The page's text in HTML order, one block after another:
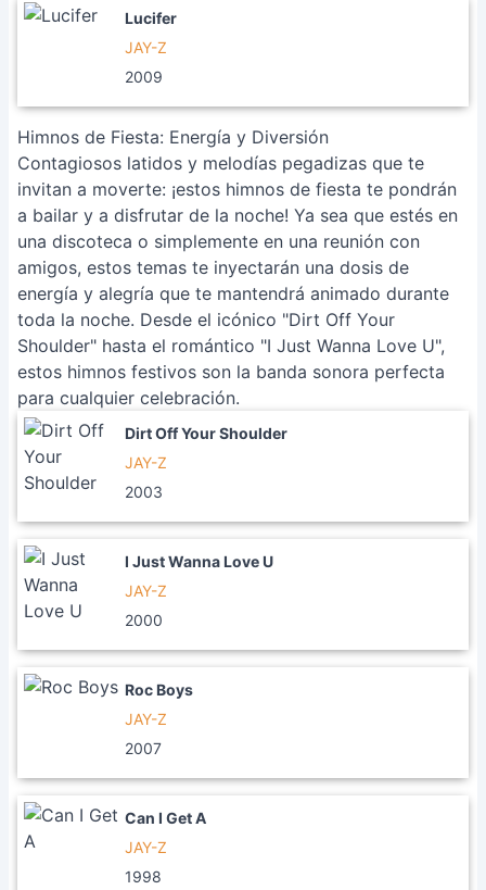
Lucifer
JAY-Z
2009
Himnos de Fiesta: Energía y Diversión
Contagiosos latidos y melodías pegadizas que te
invitan a moverte: ¡estos himnos de fiesta te pondrán
a bailar y a disfrutar de la noche! Ya sea que estés en
una discoteca o simplemente en una reunión con
amigos, estos temas te inyectarán una dosis de
energía y alegría que te mantendrá animado durante
toda la noche. Desde el icónico "Dirt Off Your
Shoulder" hasta el romántico "I Just Wanna Love U",
estos himnos festivos son la banda sonora perfecta
para cualquier celebración.
Dirt Off Your Shoulder
JAY-Z
2003
I Just Wanna Love U
JAY-Z
2000
Roc Boys
JAY-Z
2007
Can I Get A
JAY-Z
1998